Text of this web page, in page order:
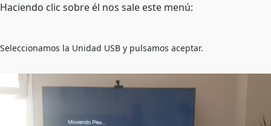
Haciendo clic sobre él nos sale este menú:
Seleccionamos la Unidad USB y pulsamos aceptar.